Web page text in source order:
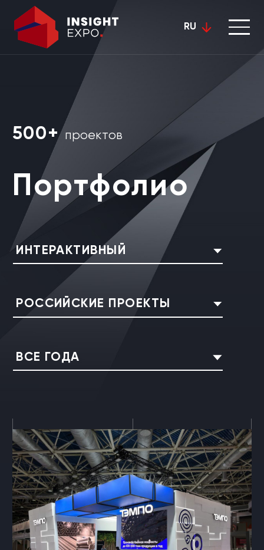
RU
500+ проектов
Портфолио
ИНТЕРАКТИВНЫЙ
РОССИЙСКИЕ ПРОЕКТЫ
ВСЕ ГОДА